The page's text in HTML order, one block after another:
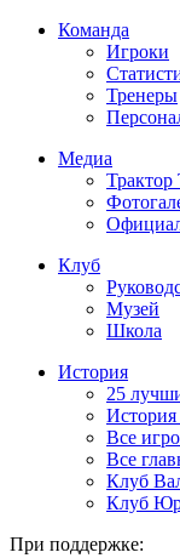
Команда
Игроки
Тренеры
Медиа
Трактор
Клуб
Музей
Школа
История
25
История
Все
Все
Клуб
Клуб
При поддержке: